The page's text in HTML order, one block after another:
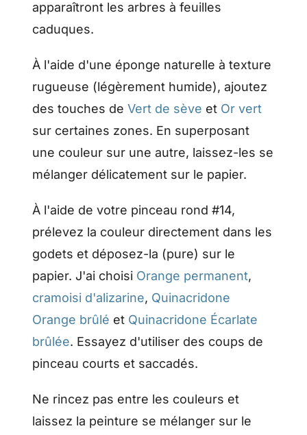
apparaîtront les arbres à feuilles
caduques.
À l'aide d'une éponge naturelle à texture
rugueuse (légèrement humide), ajoutez
des touches deVert de sève et Or vert
sur certaines zones. En superposant
une couleur sur une autre, laissez-les se
mélanger délicatement sur le papier.
À l'aide de votre pinceau rond #14,
prélevez la couleur directement dans les
godets et déposez-la (pure) sur le
papier. J'ai choisi Orange permanent,
cramoisi d'alizarine, Quinacridone
Orange brûlé et Quinacridone Écarlate
brûlée. Essayez d'utiliser des coups de
pinceau courts et saccadés.
Ne rincez pas entre les couleurs et
laissez la peinture se mélanger sur le